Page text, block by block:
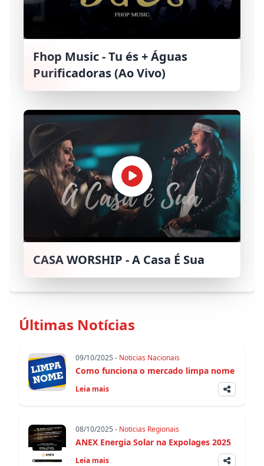
Fhop Music - Tu és + Águas
Purificadoras (Ao Vivo)
CASA WORSHIP - A Casa É Sua
Últimas Notícias
09/10/2025 - Noticias Nacionais
Como funciona o mercado limpa nome
Leia mais
08/10/2025 - Noticias Regionais
ANEX Energia Solar na Expolages 2025
Leia mais